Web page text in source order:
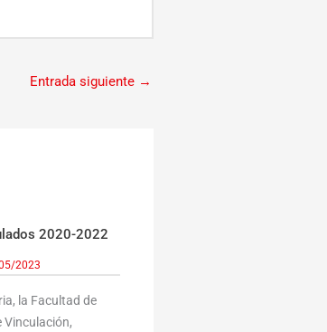
Entrada siguiente →
2020-2022
2023
la Facultad de
Vinculación,